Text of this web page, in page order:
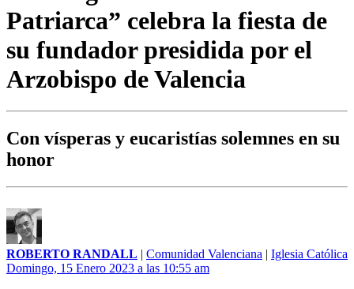
Patriarca” celebra la fiesta de
su fundador presidida por el
Arzobispo de Valencia
Con vísperas y eucaristías solemnes en su
honor
ROBERTO RANDALL | Comunidad Valenciana | Iglesia Católica
Domingo, 15 Enero 2023 a las 10:55 am